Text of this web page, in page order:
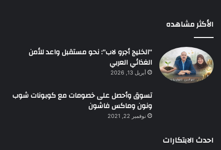
الأكثر مشاهده
“الخليج أجرو لاب”: نحو مستقبل واعد للأمن
الغذائي العربي
أبريل 13, 2026
تسوق وأحصل على خصومات مع كوبونات شوب
ونون وماكس فاشون
نوفمبر 22, 2021
احدث الابتكارات